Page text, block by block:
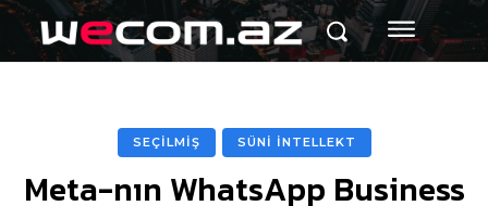
SEÇİLMİŞ SÜNİ İNTELLEKT
Meta-nın WhatsApp Business